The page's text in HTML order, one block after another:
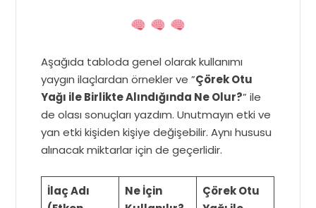
Aşağıda tabloda genel olarak kullanımı
yaygın ilaçlardan örnekler ve ”Çörek Otu
Yağı ile Birlikte Alındığında Ne Olur?” ile
de olası sonuçları yazdım. Unutmayın etki ve
yan etki kişiden kişiye değişebilir. Aynı hususu
alınacak miktarlar için de geçerlidir.
İlaç Adı
Ne İçin
Çörek Otu